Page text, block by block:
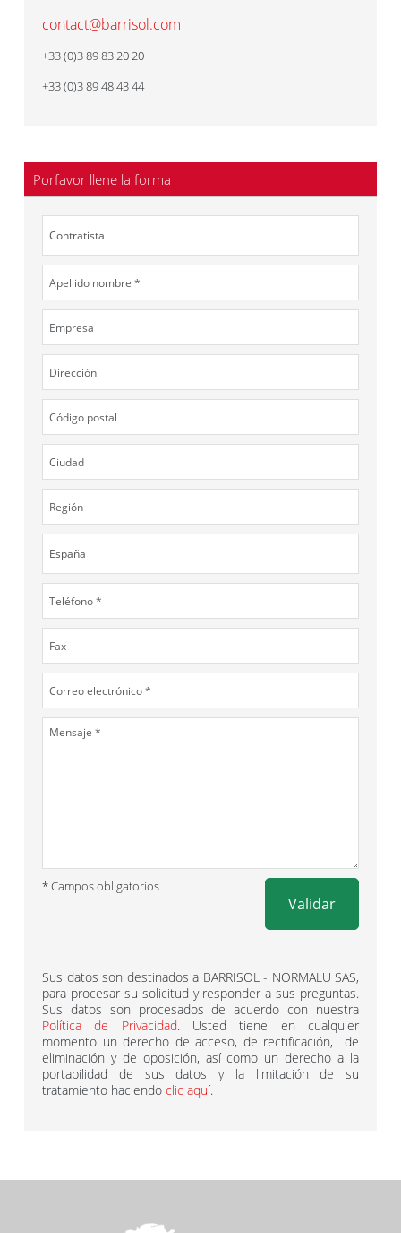
contact@barrisol.com
+33 (0)3 89 83 20 20
+33 (0)3 89 48 43 44
Porfavor llene la forma
* Campos obligatorios
Validar
Sus datos son destinados a BARRISOL - NORMALU SAS,
para procesar su solicitud y responder a sus preguntas.
Sus datos son procesados ​​de acuerdo con nuestra
Política de Privacidad. Usted tiene en cualquier
momento un derecho de acceso, de rectificación, de
eliminación y de oposición, así como un derecho a la
portabilidad de sus datos y la limitación de su
tratamiento haciendo clic aquí.